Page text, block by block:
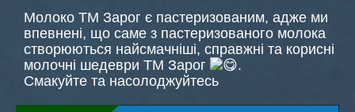
Молоко ТМ Зарог є пастеризованим, адже ми
впевнені, що саме з пастеризованого молока
створюються найсмачніші, справжні та корисні
молочні шедеври ТМ Зарог
.
Смакуйте та насолоджуйтесь